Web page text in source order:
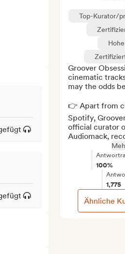
Top-Kurator/
Groover
cinematic
may the odds
👉 Apart from
Spotify,
official curator
Audiomack,
100%
1,775
Ähnliche